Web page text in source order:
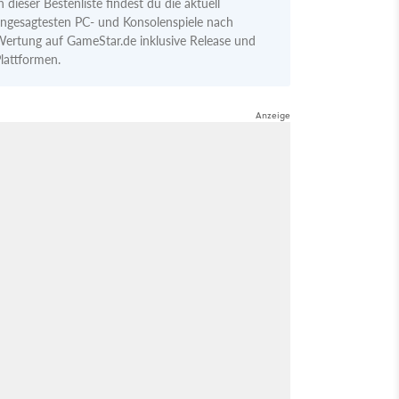
PC- und Konsolenspiele nach
auf GameStar.de inklusive Release und